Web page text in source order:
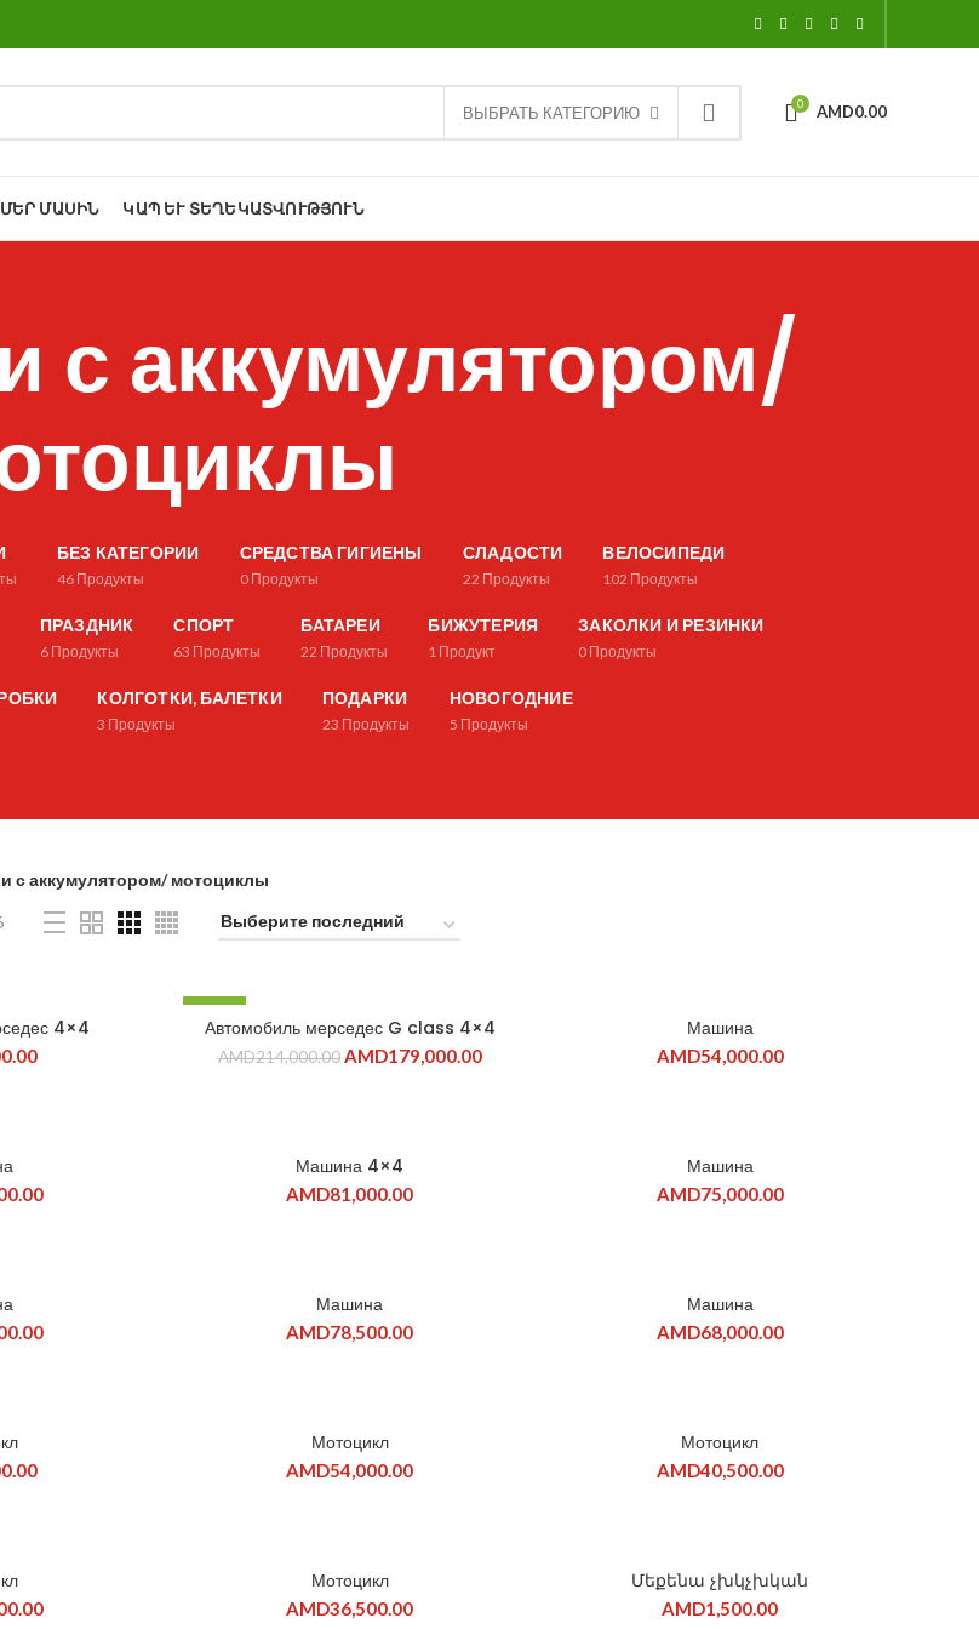
ВЫБРАТЬ КАТЕГОРИЮ 0 AMD0.00
ՄԵՐ ՄԱՍԻՆ ԿԱՊ ԵՒ ՏԵՂԵԿԱՏՎՈՒԹՅՈՒՆ
с аккумулятором/
БЕЗ КАТЕГОРИИ
46 Продукты
СРЕДСТВА ГИГИЕНЫ
0 Продукты
СЛАДОСТИ
22 Продукты
ВЕЛОСИПЕДИ
102 Продукты
ПРАЗДНИК
6 Продукты
СПОРТ
63 Продукты
БАТАРЕИ
22 Продукты
БИЖУТЕРИЯ
1 Продукт
ЗАКОЛКИ И РЕЗИНКИ
0 Продукты
КОЛГОТКИ, БАЛЕТКИ
3 Продукты
ПОДАРКИ
23 Продукты
НОВОГОДНИЕ
5 Продукты
с аккумулятором/ мотоциклы
4×4
-16%
ПРОДАНО
Автомобиль мерседес G class 4×4
AMD214,000.00 AMD179,000.00
Машина
AMD54,000.00
Машина 4×4
AMD81,000.00
Машина
AMD75,000.00
Машина
AMD78,500.00
Машина
AMD68,000.00
Мотоцикл
AMD54,000.00
Мотоцикл
AMD40,500.00
Мотоцикл
AMD36,500.00
Մեքենա չխկչխկան
AMD1,500.00